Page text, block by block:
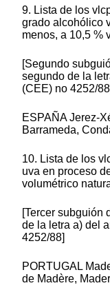
9. Lista de los
grado alcohólico
menos, a 10,5 %
[Segundo
segundo de la
(CEE) no 4252/
ESPAÑA Jerez-
Barrameda,
10. Lista de los
uva en proceso
volumétrico
[Tercer subguión
de la letra a) del
4252/88]
PORTUGAL
de Madère,